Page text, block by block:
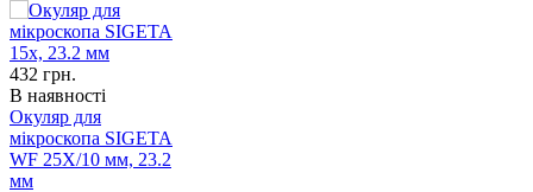
432 грн.
В наявності
Окуляр для
мікроскопа SIGETA
WF 25X/10 мм, 23.2
мм